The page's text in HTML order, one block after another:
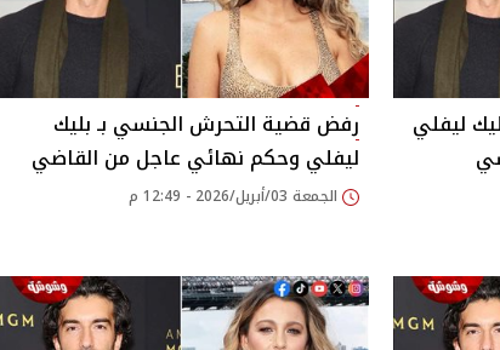
ليفلي
رفض قضية التحرش الجنسي بـ بليك
ليفلي وحكم نهائي عاجل من القاضي
الجمعة 03/أبريل/2026 - 12:49 م